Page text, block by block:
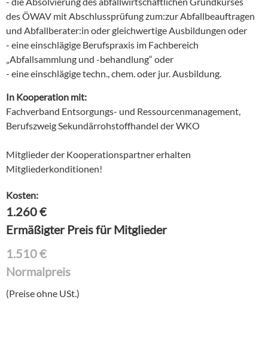
des ÖWAV mit Abschlussprüfung zum:zur Abfallbeauftragen
und Abfallberater:in oder gleichwertige Ausbildungen oder
- eine einschlägige Berufspraxis im Fachbereich
„Abfallsammlung und -behandlung“ oder
- eine einschlägige techn., chem. oder jur. Ausbildung.
In Kooperation mit:
Fachverband Entsorgungs- und Ressourcenmanagement,
Berufszweig Sekundärrohstoffhandel der WKO
Mitglieder der Kooperationspartner erhalten
Mitgliederkonditionen!
Kosten:
1.260€
Ermäßigter Preis für Mitglieder
1.510€
Normalpreis
(Preise ohne USt.)